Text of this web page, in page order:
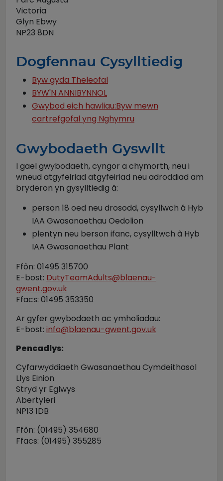
Victoria
Glyn Ebwy
NP23 8DN
Dogfennau Cysylltiedig
Byw gyda Theleofal
BYW'N ANNIBYNNOL
Gwybod eich hawliau:Byw mewn
cartrefgofal yng Nghymru
Gwybodaeth Gyswllt
I gael gwybodaeth, cyngor a chymorth, neu i
wneud atgyfeiriad atgyfeiriad neu adroddiad am
bryderon yn gysylltiedig â:
person 18 oed neu drosodd, cysyllwch â Hyb
IAA Gwasanaethau Oedolion
plentyn neu berson ifanc, cysylltwch â Hyb
IAA Gwasanaethau Plant
Ffôn: 01495 315700
E-bost: DutyTeamAdults@blaenau-
gwent.gov.uk
Ffacs: 01495 353350
Ar gyfer gwybodaeth ac ymholiadau:
E-bost: info@blaenau-gwent.gov.uk
Pencadlys:
Cyfarwyddiaeth Gwasanaethau Cymdeithasol
Llys Einion
Stryd yr Eglwys
Abertyleri
NP13 1DB
Ffôn: (01495) 354680
Ffacs: (01495) 355285